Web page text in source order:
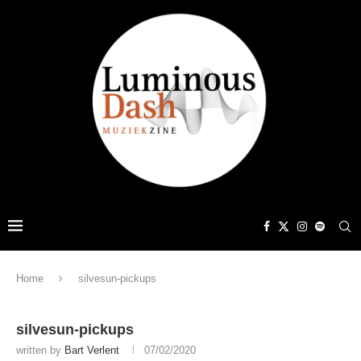
Home silvesun-pickups
silvesun-pickups
written by Bart Verlent 07/02/2020